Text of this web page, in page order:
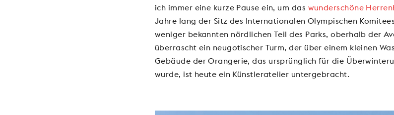
ich immer eine kurze Pause ein, um das wunderschöne
Jahre lang der Sitz des Internationalen Olympischen
weniger bekannten nördlichen Teil des Parks, oberhalb der
überrascht ein neugotischer Turm, der über einem kleinen
Gebäude der Orangerie, das ursprünglich für die
wurde, ist heute ein Künstleratelier untergebracht.